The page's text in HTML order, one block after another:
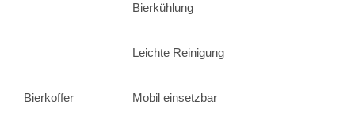
Bierkühlung
Leichte Reinigung
Bierkoffer Mobil einsetzbar